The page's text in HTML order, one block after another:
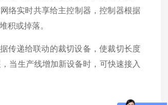
络实时共享给主控制器，控制器根据
积或掉落。
传递给联动的裁切设备，使裁切长度
当生产线增加新设备时，可快速接入